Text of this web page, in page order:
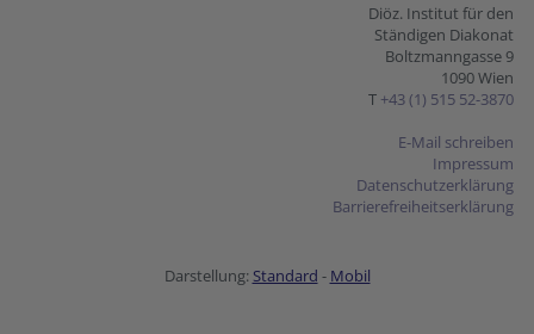
Diöz. Institut für den
Ständigen Diakonat
Boltzmanngasse 9
1090 Wien
T +43 (1) 515 52-3870
E-Mail schreiben
Impressum
Datenschutzerklärung
Barrierefreiheitserklärung
Darstellung: Standard - Mobil